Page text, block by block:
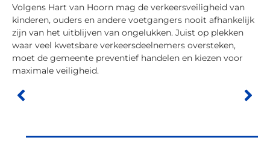
Volgens Hart van Hoorn mag de verkeersveiligheid van
kinderen, ouders en andere voetgangers nooit afhankelijk
zijn van het uitblijven van ongelukken. Juist op plekken
waar veel kwetsbare verkeersdeelnemers oversteken,
moet de gemeente preventief handelen en kiezen voor
maximale veiligheid.